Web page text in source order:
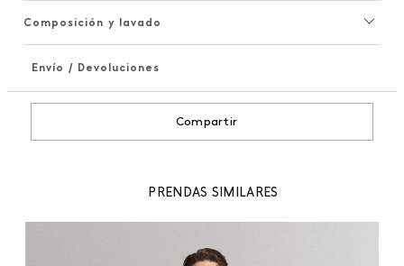
Composición y lavado
Envío / Devoluciones
Compartir
PRENDAS SIMILARES